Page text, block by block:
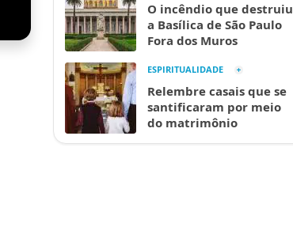
O incêndio que destruiu
a Basílica de São Paulo
Fora dos Muros
ESPIRITUALIDADE
Relembre casais que se
santificaram por meio
do matrimônio